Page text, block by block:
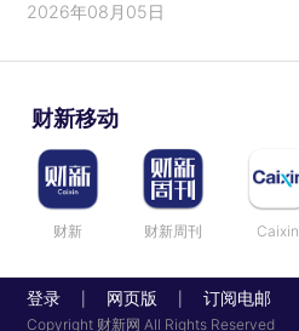
2026年08月05日
财新移动
财新 财新周刊 Caixin
登录 网页版 订阅电邮
Copyright 财新网 All Rights Reserved